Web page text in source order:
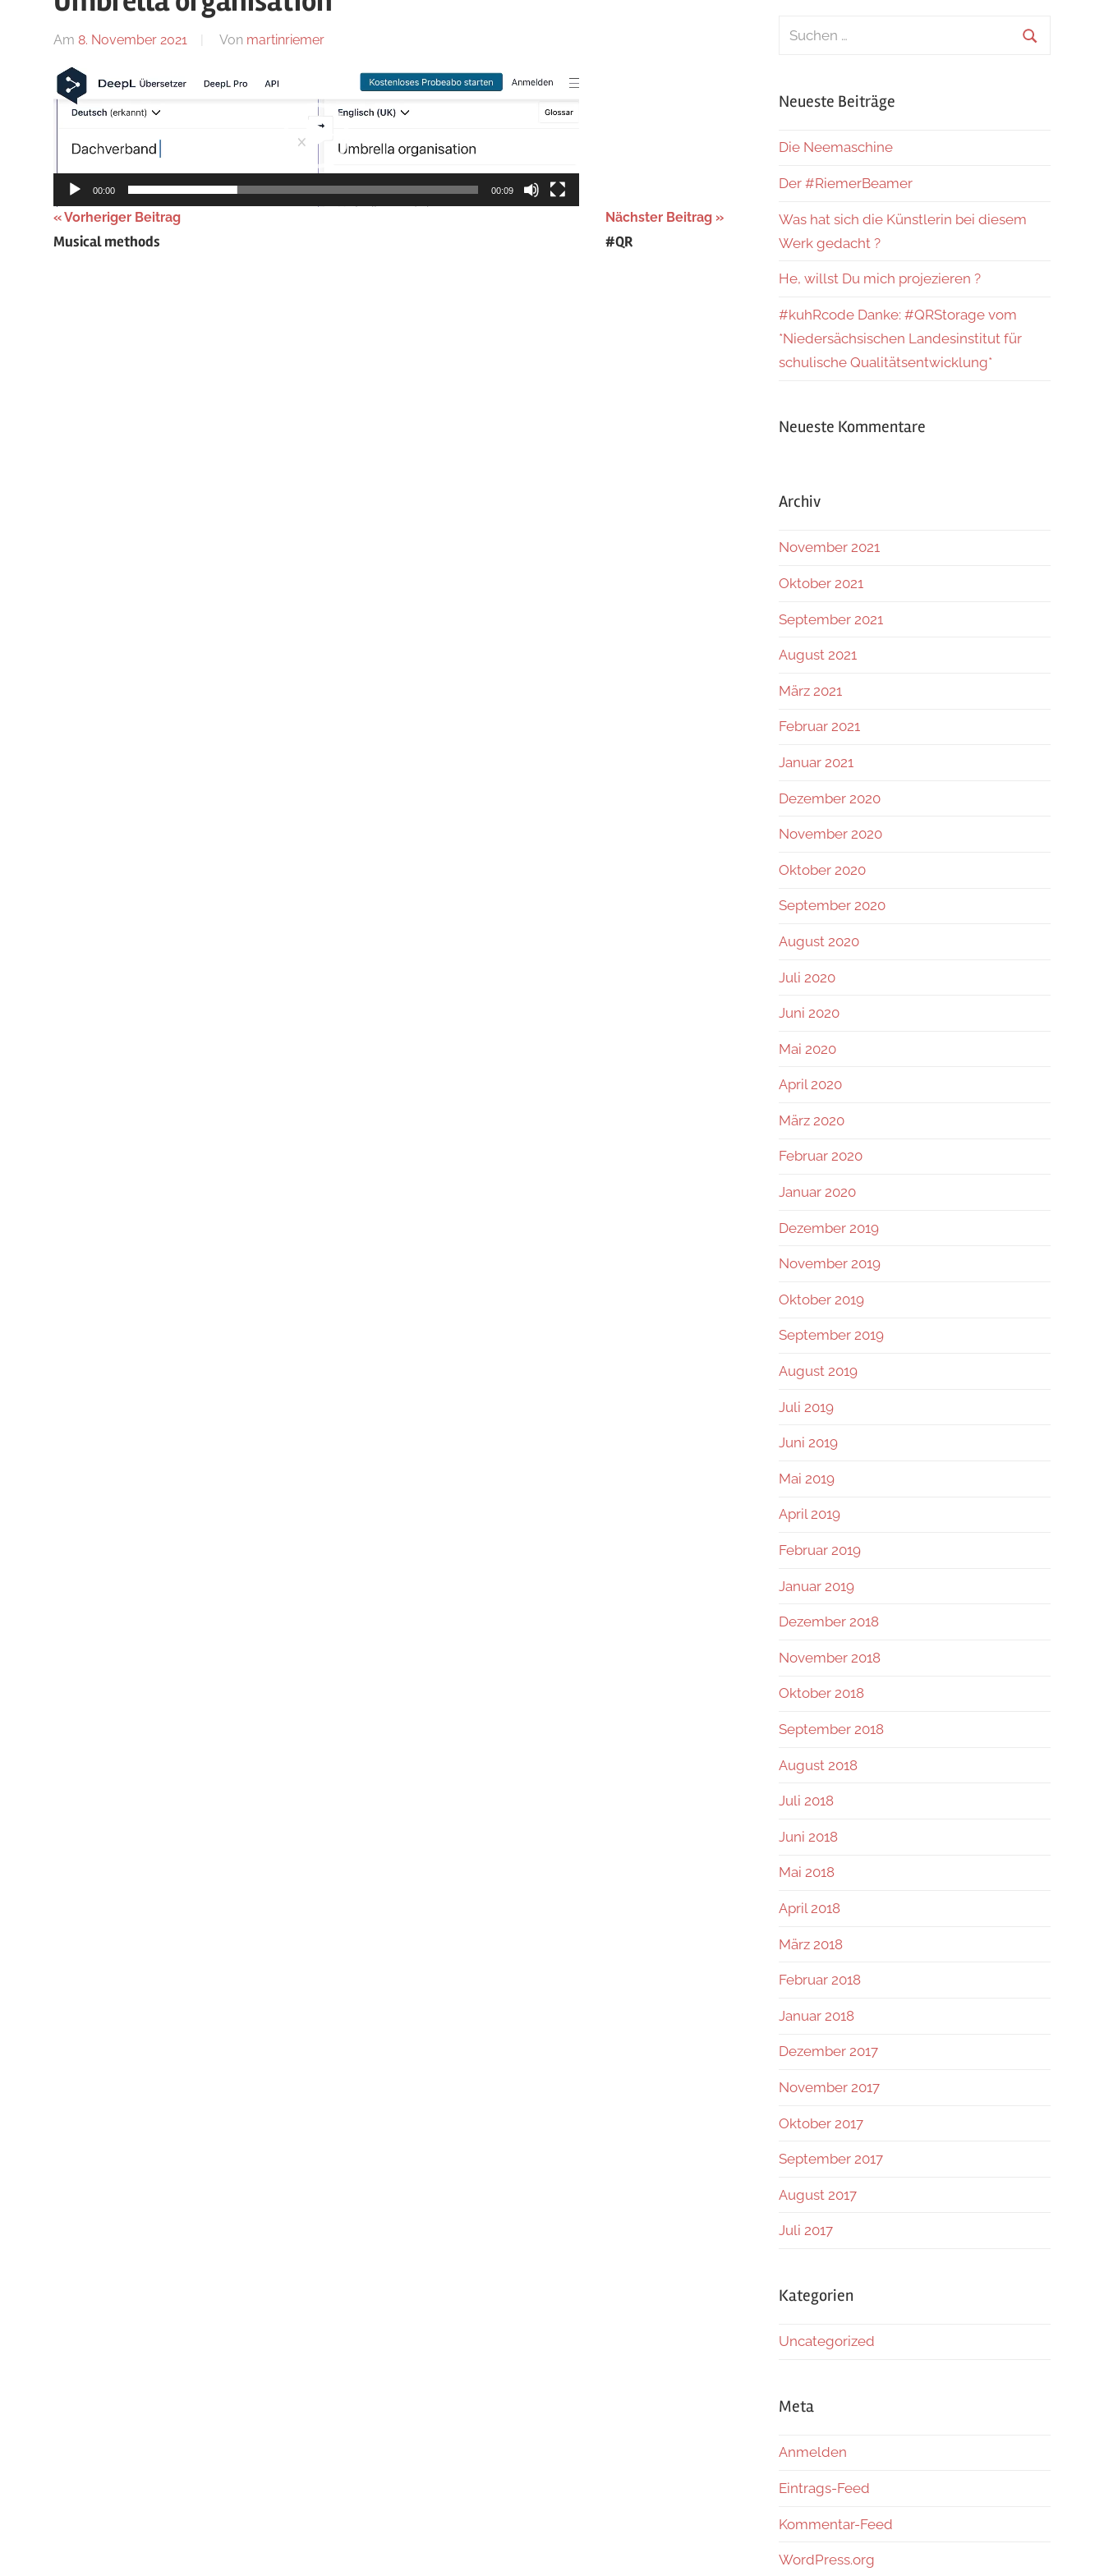
Blog
Am 8. November 2021 Von martinriemerIn
Video-
Player
00:00 00:09
Beitragsnavigation
Vorheriger Beitrag
Musical methods
Nächster Beitrag
#QR
Suchen
Neueste Beiträge
Die Neemaschine
Der #RiemerBeamer
Was hat sich die Künstlerin bei diesem
Werk gedacht ?
He, willst Du mich projezieren ?
#kuhRcode Danke: #QRStorage vom
*Niedersächsischen Landesinstitut für
schulische Qualitätsentwicklung*
Neueste Kommentare
Archiv
November 2021
Oktober 2021
September 2021
August 2021
März 2021
Februar 2021
Januar 2021
Dezember 2020
November 2020
Oktober 2020
September 2020
August 2020
Juli 2020
Juni 2020
Mai 2020
April 2020
März 2020
Februar 2020
Januar 2020
Dezember 2019
November 2019
Oktober 2019
September 2019
August 2019
Juli 2019
Juni 2019
Mai 2019
April 2019
Februar 2019
Januar 2019
Dezember 2018
November 2018
Oktober 2018
September 2018
August 2018
Juli 2018
Juni 2018
Mai 2018
April 2018
März 2018
Februar 2018
Januar 2018
Dezember 2017
November 2017
Oktober 2017
September 2017
August 2017
Juli 2017
Kategorien
Uncategorized
Meta
Anmelden
Eintrags-Feed
Kommentar-Feed
WordPress.org